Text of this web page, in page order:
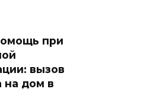
при
вызов
на дом в